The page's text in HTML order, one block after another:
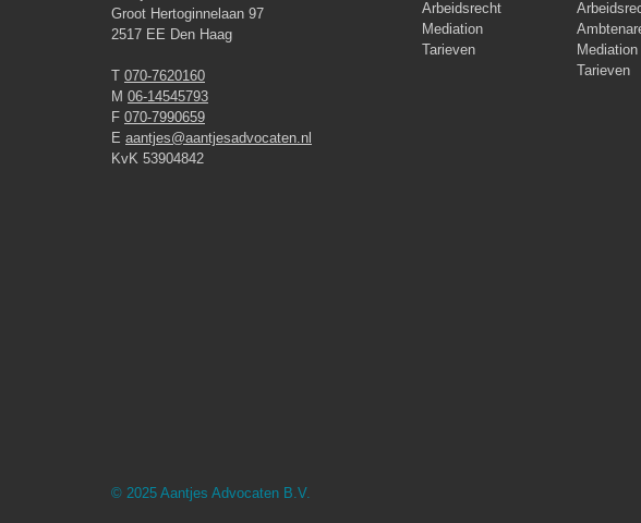
Groot Hertoginnelaan 97
2517 EE Den Haag
T 070-7620160
M 06-14545793
F 070-7990659
E aantjes@aantjesadvocaten.nl
KvK 53904842
Arbeidsrecht
Mediation
Tarieven
Mediation
Tarieven
© 2025 Aantjes Advocaten B.V.